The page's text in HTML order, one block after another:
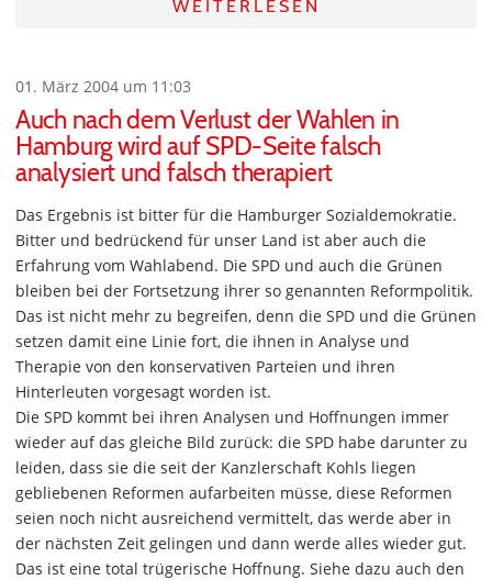
WEITERLESEN
01. März 2004 um 11:03
Auch nach dem Verlust der Wahlen in
Hamburg wird auf SPD-Seite falsch
analysiert und falsch therapiert
Das Ergebnis ist bitter für die Hamburger Sozialdemokratie.
Bitter und bedrückend für unser Land ist aber auch die
Erfahrung vom Wahlabend. Die SPD und auch die Grünen
bleiben bei der Fortsetzung ihrer so genannten Reformpolitik.
Das ist nicht mehr zu begreifen, denn die SPD und die Grünen
setzen damit eine Linie fort, die ihnen in Analyse und
Therapie von den konservativen Parteien und ihren
Hinterleuten vorgesagt worden ist.
Die SPD kommt bei ihren Analysen und Hoffnungen immer
wieder auf das gleiche Bild zurück: die SPD habe darunter zu
leiden, dass sie die seit der Kanzlerschaft Kohls liegen
gebliebenen Reformen aufarbeiten müsse, diese Reformen
seien noch nicht ausreichend vermittelt, das werde aber in
der nächsten Zeit gelingen und dann werde alles wieder gut.
Das ist eine total trügerische Hoffnung. Siehe dazu auch den